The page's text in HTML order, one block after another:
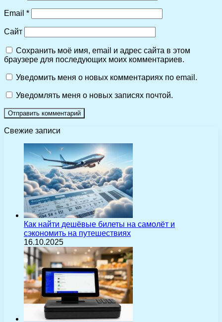
Email *
Сайт
Сохранить моё имя, email и адрес сайта в этом
браузере для последующих моих комментариев.
Уведомить меня о новых комментариях по email.
Уведомлять меня о новых записях почтой.
Свежие записи
Как найти дешёвые билеты на самолёт и
сэкономить на путешествиях
16.10.2025